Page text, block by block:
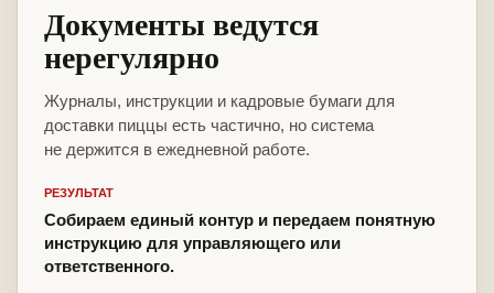
Документы ведутся
нерегулярно
Журналы, инструкции и кадровые бумаги для
доставки пиццы есть частично, но система
не держится в ежедневной работе.
РЕЗУЛЬТАТ
Собираем единый контур и передаем понятную
инструкцию для управляющего или
ответственного.